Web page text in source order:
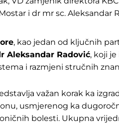
i dr mr sc. Aleksandar
, kao jedan od ključnih
Aleksandar Radović, koji
i razmjeni stručnih
važan korak ka
usmjerenog ka
bolesti. Ukupna